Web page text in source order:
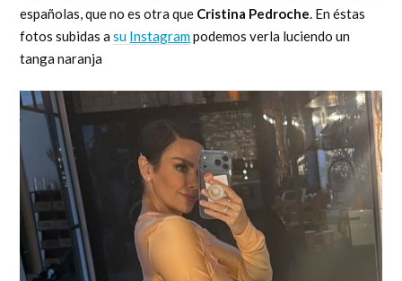
españolas, que no es otra que Cristina Pedroche. En éstas
fotos subidas asu Instagrampodemos verla luciendo un
tanga naranja